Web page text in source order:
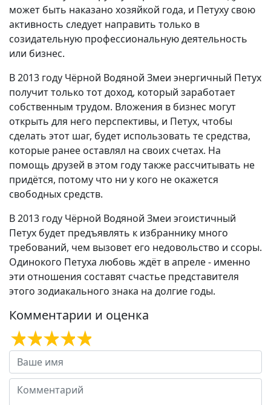
может быть наказано хозяйкой года, и Петуху свою
активность следует направить только в
созидательную профессиональную деятельность
или бизнес.
В 2013 году Чёрной Водяной Змеи энергичный Петух
получит только тот доход, который заработает
собственным трудом. Вложения в бизнес могут
открыть для него перспективы, и Петух, чтобы
сделать этот шаг, будет использовать те средства,
которые ранее оставлял на своих счетах. На
помощь друзей в этом году также рассчитывать не
придётся, потому что ни у кого не окажется
свободных средств.
В 2013 году Чёрной Водяной Змеи эгоистичный
Петух будет предъявлять к избраннику много
требований, чем вызовет его недовольство и ссоры.
Одинокого Петуха любовь ждёт в апреле - именно
эти отношения составят счастье представителя
этого зодиакального знака на долгие годы.
Комментарии и оценка